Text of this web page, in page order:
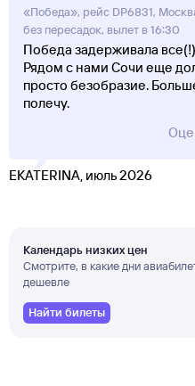
«Победа», рейс DP6831,
без пересадок, вылет в 16:30
Победа задерживала
Рядом с нами Сочи еще
просто безобразие.
полечу.
EKATERINA, июль 2026
Календарь низких цен
Смотрите, в какие дни
дешевле
Найти билеты